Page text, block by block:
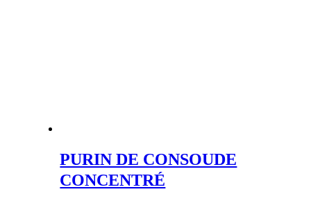
PURIN DE CONSOUDE
CONCENTRÉ